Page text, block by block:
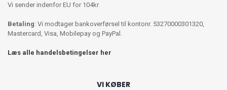
Vi sender indenfor EU for 104kr
Betaling: Vi modtager bankoverførsel til kontonr. 53270000301320,
Mastercard, Visa, Mobilepay og PayPal.
Læs alle handelsbetingelser her
VI KØBER